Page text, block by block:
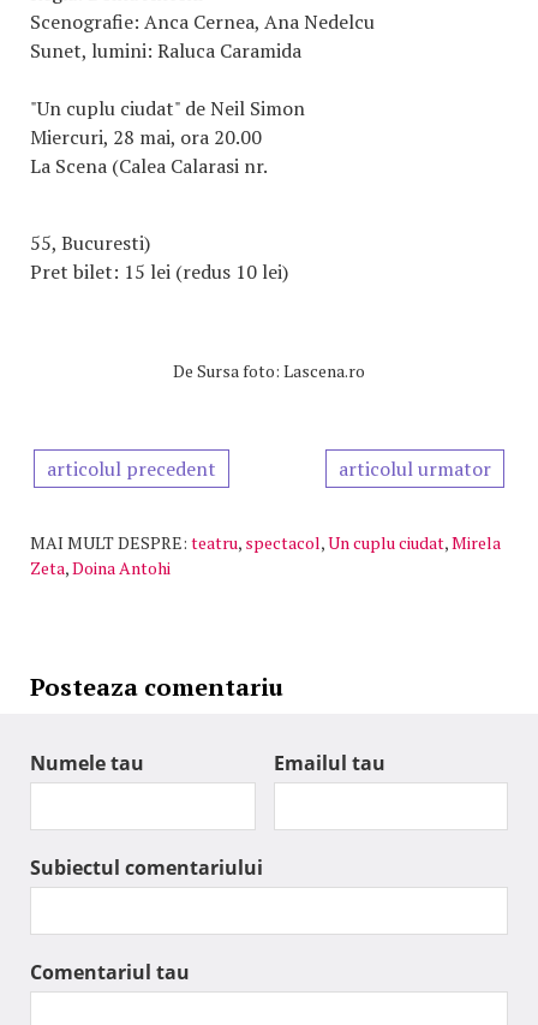
Scenografie: Anca Cernea, Ana Nedelcu
Sunet, lumini: Raluca Caramida
"Un cuplu ciudat" de Neil Simon
Miercuri, 28 mai, ora 20.00
La Scena (Calea Calarasi nr.
55, Bucuresti)
Pret bilet: 15 lei (redus 10 lei)
De Sursa foto: Lascena.ro
articolul precedent articolul urmator
MAI MULT DESPRE: teatru, spectacol,Un cuplu ciudat,Mirela
Zeta,Doina Antohi
Posteaza comentariu
Numele tau Emailul tau
Subiectul comentariului
Comentariul tau